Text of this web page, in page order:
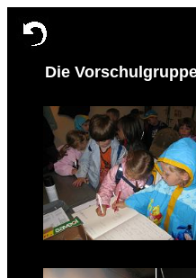
Die